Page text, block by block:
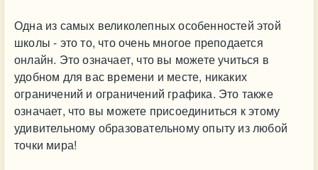
Одна из самых великолепных особенностей этой
школы - это то, что очень многое преподается
онлайн. Это означает, что вы можете учиться в
удобном для вас времени и месте, никаких
ограничений и ограничений графика. Это также
означает, что вы можете присоединиться к этому
удивительному образовательному опыту из любой
точки мира!